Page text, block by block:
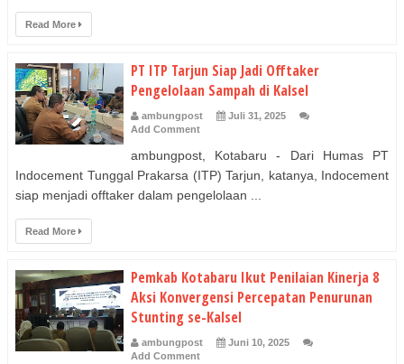
Read More
PT ITP Tarjun Siap Jadi Offtaker
Pengelolaan Sampah di Kalsel
ambungpost
Juli 31, 2025
Add Comment
ambungpost, Kotabaru - Dari Humas PT
Indocement Tunggal Prakarsa (ITP) Tarjun, katanya, Indocement
siap menjadi offtaker dalam pengelolaan ...
Read More
Pemkab Kotabaru Ikut Penilaian Kinerja 8
Aksi Konvergensi Percepatan Penurunan
Stunting se-Kalsel
ambungpost
Juni 10, 2025
Add Comment